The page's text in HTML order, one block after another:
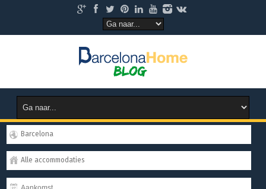
Barcelona
Alle accommodaties